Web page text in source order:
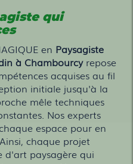
qui
en Paysagiste
à Chambourcyrepose
acquises au fil
initiale jusqu'à la
mêle techniques
Nos experts
espace pour en
chaque projet
paysagère qui